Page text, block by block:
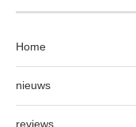
Home
nieuws
reviews